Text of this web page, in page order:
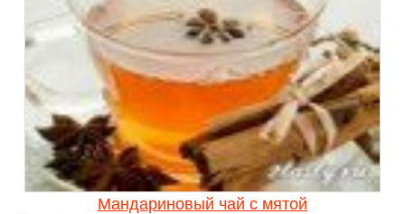
Мандариновый чай с мятой